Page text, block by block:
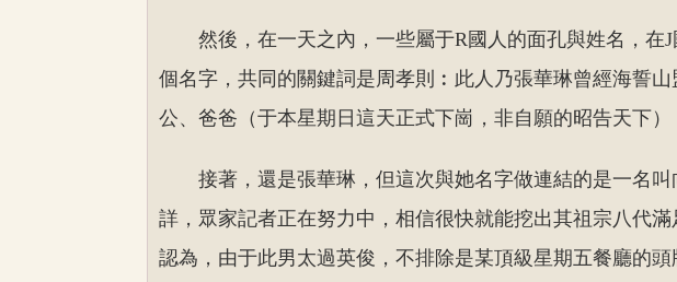
然後，在一天之內，一些屬于R國人的面孔與姓名，在
個名字，共同的關鍵詞是周孝則︰此人乃張華琳曾經海誓
公、爸爸（于本星期日這天正式下崗，非自願的昭告天下）
接著，還是張華琳，但這次與她名字做連結的是一名
詳，眾家記者正在努力中，相信很快就能挖出其祖宗八代
認為，由于此男太過英俊，不排除是某頂級星期五餐廳的